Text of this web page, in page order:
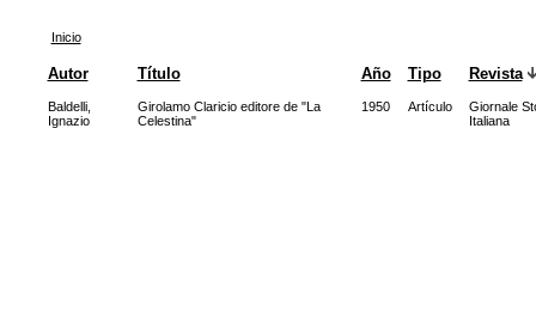
Inicio
Autor Título Año Tipo Revista
Baldelli,
Ignazio
Girolamo Claricio editore de "La
Celestina"
1950 Artículo
Giornale
Italiana